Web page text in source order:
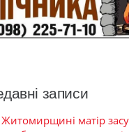
записи
матір